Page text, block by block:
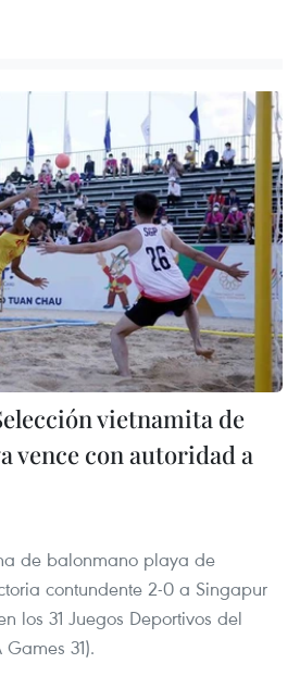
vietnamita de
vence con autoridad a
de balonmano playa de
contundente 2-0 a Singapur
los 31 Juegos Deportivos del
31).